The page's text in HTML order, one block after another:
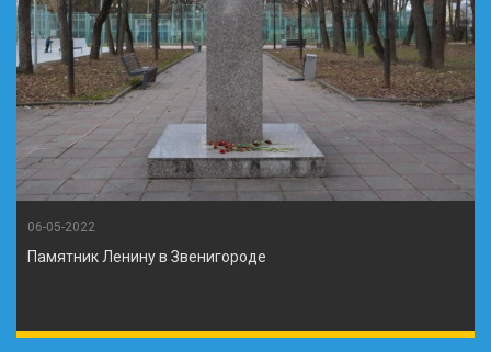
06-05-2022
Памятник Ленину в Звенигороде